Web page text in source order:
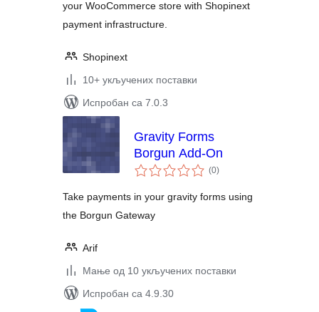
your WooCommerce store with Shopinext
payment infrastructure.
Shopinext
10+ укључених поставки
Испробан са 7.0.3
Gravity Forms
Borgun Add-On
(0укупних
оцена
)
Take payments in your gravity forms using
the Borgun Gateway
Arif
Мање од 10 укључених поставки
Испробан са 4.9.30